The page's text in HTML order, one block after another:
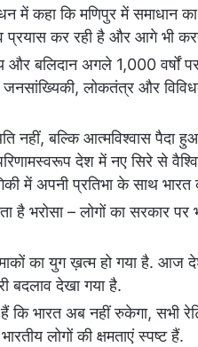
में कहा कि मणिपुर में समाधान
प्रयास कर रही है और आगे भी
और बलिदान अगले 1,000 वर्षों
लोकतंत्र और
नहीं, बल्कि आत्मविश्वास
देश में नए सिरे से वैश्विक
में अपनी प्रतिभा के साथ
है भरोसा – लोगों का सरकार
का युग ख़त्म हो गया है.
बदलाव देखा गया है.
कि भारत अब नहीं रुकेगा, सभी
लोगों की क्षमताएं स्पष्ट हैं.